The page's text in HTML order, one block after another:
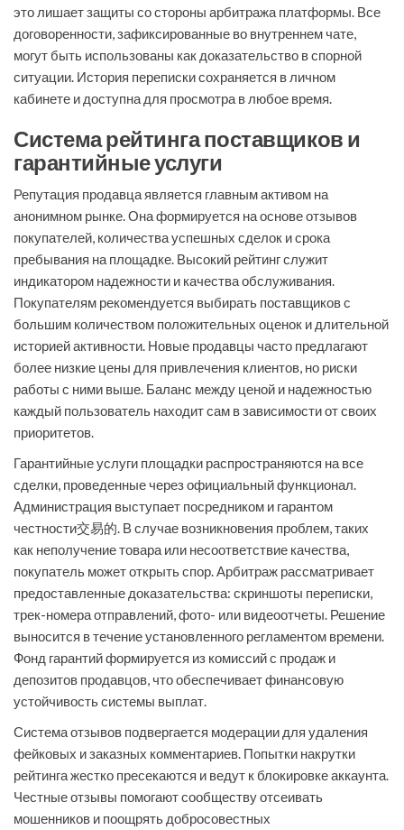
это лишает защиты со стороны арбитража платформы. Все
договоренности, зафиксированные во внутреннем чате,
могут быть использованы как доказательство в спорной
ситуации. История переписки сохраняется в личном
кабинете и доступна для просмотра в любое время.
Система рейтинга поставщиков и
гарантийные услуги
Репутация продавца является главным активом на
анонимном рынке. Она формируется на основе отзывов
покупателей, количества успешных сделок и срока
пребывания на площадке. Высокий рейтинг служит
индикатором надежности и качества обслуживания.
Покупателям рекомендуется выбирать поставщиков с
большим количеством положительных оценок и длительной
историей активности. Новые продавцы часто предлагают
более низкие цены для привлечения клиентов, но риски
работы с ними выше. Баланс между ценой и надежностью
каждый пользователь находит сам в зависимости от своих
приоритетов.
Гарантийные услуги площадки распространяются на все
сделки, проведенные через официальный функционал.
Администрация выступает посредником и гарантом
честности交易的. В случае возникновения проблем, таких
как неполучение товара или несоответствие качества,
покупатель может открыть спор. Арбитраж рассматривает
предоставленные доказательства: скриншоты переписки,
трек-номера отправлений, фото- или видеоотчеты. Решение
выносится в течение установленного регламентом времени.
Фонд гарантий формируется из комиссий с продаж и
депозитов продавцов, что обеспечивает финансовую
устойчивость системы выплат.
Система отзывов подвергается модерации для удаления
фейковых и заказных комментариев. Попытки накрутки
рейтинга жестко пресекаются и ведут к блокировке аккаунта.
Честные отзывы помогают сообществу отсеивать
мошенников и поощрять добросовестных